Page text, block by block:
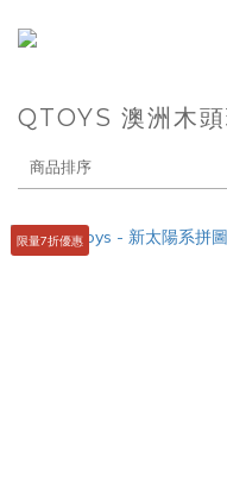
QTOYS 澳洲木
商品排序
限量7折優惠